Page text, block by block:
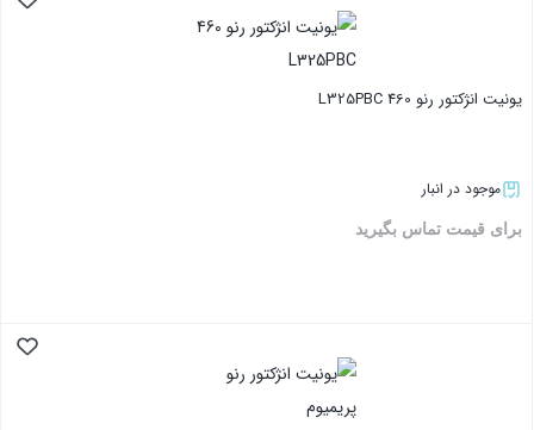
یونیت انژکتور رنو 460 L325PBC
موجود در انبار
برای قیمت تماس بگیرید